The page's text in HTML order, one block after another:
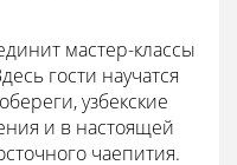
мастер-классы
гости научатся
узбекские
и в настоящей
чаепития.